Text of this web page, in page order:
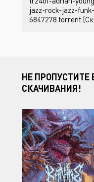
jazz-rock-jazz-
6847278.torrent
НЕ
СКАЧИВАНИЯ!